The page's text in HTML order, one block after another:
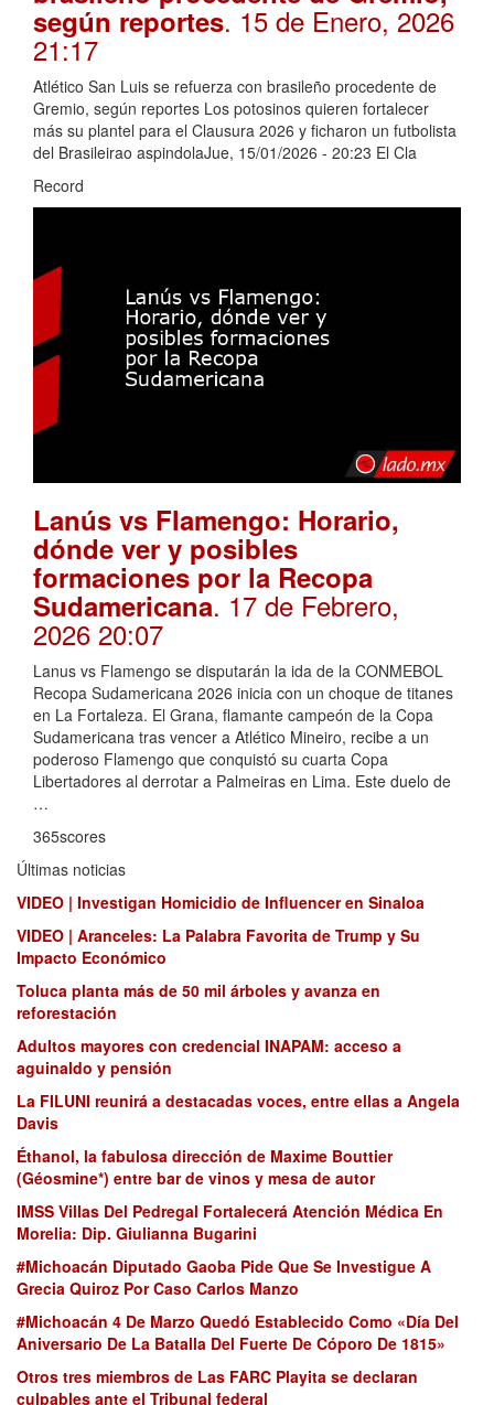
según reportes. 15 de Enero, 2026
21:17
Atlético San Luis se refuerza con brasileño procedente de
Gremio, según reportes Los potosinos quieren fortalecer
más su plantel para el Clausura 2026 y ficharon un futbolista
del Brasileirao aspindolaJue, 15/01/2026 - 20:23 El Cla
Record
Lanús vs Flamengo: Horario,
dónde ver y posibles
formaciones por la Recopa
Sudamericana. 17 de Febrero,
2026 20:07
Lanus vs Flamengo se disputarán la ida de la CONMEBOL
Recopa Sudamericana 2026 inicia con un choque de titanes
en La Fortaleza. El Grana, flamante campeón de la Copa
Sudamericana tras vencer a Atlético Mineiro, recibe a un
poderoso Flamengo que conquistó su cuarta Copa
Libertadores al derrotar a Palmeiras en Lima. Este duelo de
…
365scores
Últimas noticias
VIDEO | Investigan Homicidio de Influencer en Sinaloa
VIDEO | Aranceles: La Palabra Favorita de Trump y Su
Impacto Económico
Toluca planta más de 50 mil árboles y avanza en
reforestación
Adultos mayores con credencial INAPAM: acceso a
aguinaldo y pensión
La FILUNI reunirá a destacadas voces, entre ellas a Angela
Davis
Éthanol, la fabulosa dirección de Maxime Bouttier
(Géosmine*) entre bar de vinos y mesa de autor
IMSS Villas Del Pedregal Fortalecerá Atención Médica En
Morelia: Dip. Giulianna Bugarini
#Michoacán Diputado Gaoba Pide Que Se Investigue A
Grecia Quiroz Por Caso Carlos Manzo
#Michoacán 4 De Marzo Quedó Establecido Como «Día Del
Aniversario De La Batalla Del Fuerte De Cóporo De 1815»
Otros tres miembros de Las FARC Playita se declaran
culpables ante el Tribunal federal